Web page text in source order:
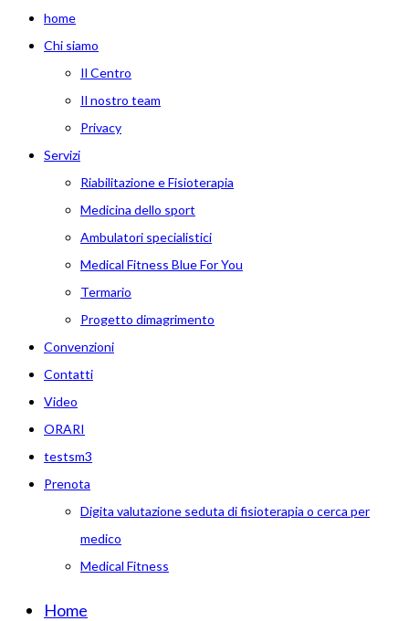
home
Chi siamo
Il Centro
Il nostro team
Privacy
Servizi
Riabilitazione e Fisioterapia
Medicina dello sport
Ambulatori specialistici
Medical Fitness Blue For You
Termario
Progetto dimagrimento
Convenzioni
Contatti
Video
ORARI
testsm3
Prenota
Digita valutazione seduta di fisioterapia o cerca per
medico
Medical Fitness
Home